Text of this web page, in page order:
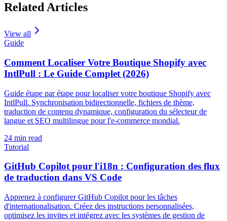
Related Articles
View all
Guide
Comment Localiser Votre Boutique Shopify avec
IntlPull : Le Guide Complet (2026)
Guide étape par étape pour localiser votre boutique Shopify avec
IntlPull. Synchronisation bidirectionnelle, fichiers de thème,
traduction de contenu dynamique, configuration du sélecteur de
langue et SEO multilingue pour l'e-commerce mondial.
24 min read
Tutorial
GitHub Copilot pour l'i18n : Configuration des flux
de traduction dans VS Code
Apprenez à configurer GitHub Copilot pour les tâches
d'internationalisation. Créez des instructions personnalisées,
optimisez les invites et intégrez avec les systèmes de gestion de